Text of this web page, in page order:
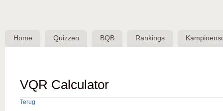
Belgische
QuizBond
Home Quizzen BQB Rankings
VQR Calculator
Terug